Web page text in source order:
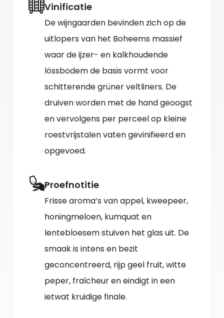
Vinificatie
De wijngaarden bevinden zich op de
uitlopers van het Boheems massief
waar de ijzer- en kalkhoudende
lössbodem de basis vormt voor
schitterende grüner veltliners. De
druiven worden met de hand geoogst
en vervolgens per perceel op kleine
roestvrijstalen vaten gevinifieerd en
opgevoed.
Proefnotitie
Frisse aroma’s van appel, kweepeer,
honingmeloen, kumquat en
lentebloesem stuiven het glas uit. De
smaak is intens en bezit
geconcentreerd, rijp geel fruit, witte
peper, fraîcheur en eindigt in een
ietwat kruidige finale.